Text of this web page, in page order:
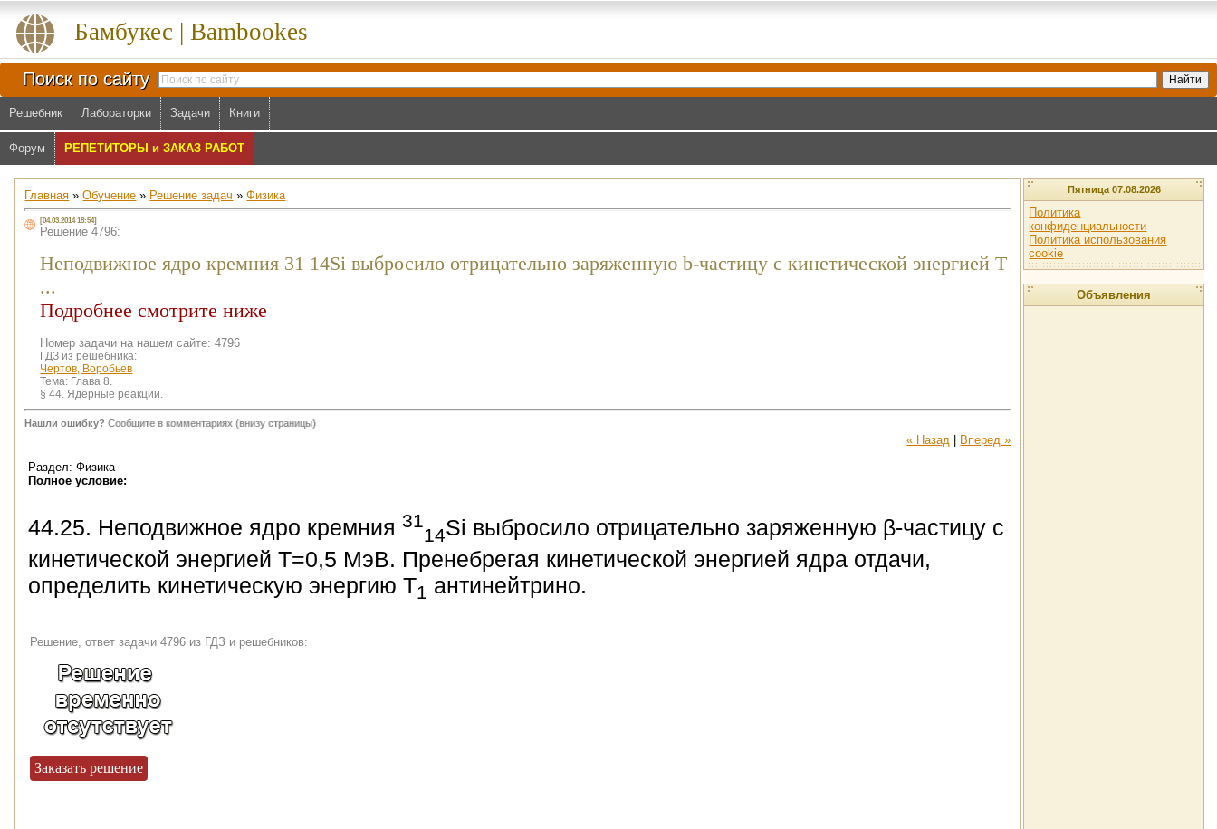
Бамбукес | Bambookes
Поиск по сайту
Решебник Лабораторки Задачи Книги
Форум РЕПЕТИТОРЫ и ЗАКАЗ РАБОТ
Главная »Обучение » Решение задач »Физика
[04.03.2014 18:54]
Решение 4796:
Неподвижное ядро кремния 31 14Si выбросило отрицательно заряженную b-частицу с кинетической энергией T
...
Подробнее смотрите ниже
Номер задачи на нашем сайте: 4796
ГДЗ из решебника:
Чертов, Воробьев
Тема: Глава 8.
§ 44. Ядерные реакции.
Нашли ошибку? Сообщите в комментариях (внизу страницы)
« Назад
Вперед »
Раздел: Физика
Полное условие:
44.25. Неподвижное ядро кремния31
14Si выбросило отрицательно заряженную β-частицу с
кинетической энергией T=0,5 МэВ. Пренебрегая кинетической энергией ядра отдачи,
определить кинетическую энергию T1 антинейтрино.
Решение, ответ задачи 4796 из ГДЗ и решебников:
Заказать решение
Пятница 07.08.2026
Политика
конфиденциальности
Политика использования
cookie
Объявления